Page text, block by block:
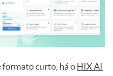
formato curto, há oHIX AI